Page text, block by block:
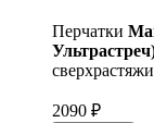
Перчатки
2090 ₽